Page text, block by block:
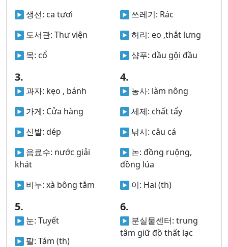
생선: ca tươi
도서관: Thư viện
목: cổ
쓰레기: Rác
허리: eo ,thắt lưng
샴푸: dầu gội đầu
3.
과자: kẹo , bánh
가게: Cửa hàng
신발: dép
음료수: nước giải
khát
비누: xà bông tắm
4.
농사: làm nông
세제: chất tẩy
낚시: câu cá
논: đồng ruộng,
đồng lúa
이: Hai (th)
5.
눈: Tuyết
팔: Tám (th)
6.
분실물센터: trung
tâm giữ đồ thất lạc